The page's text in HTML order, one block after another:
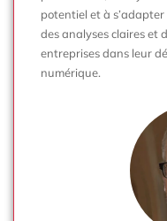
potentiel et à
des analyses claires et
entreprises dans leur
numérique.